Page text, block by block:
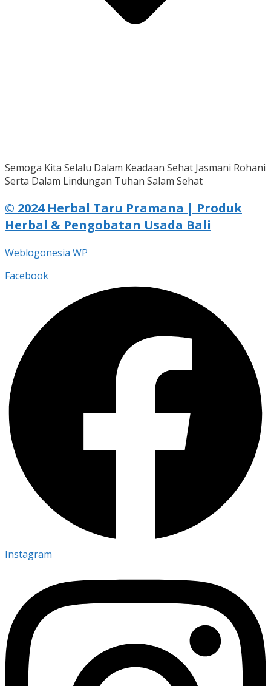
Semoga Kita Selalu Dalam Keadaan Sehat Jasmani Rohani
Serta Dalam Lindungan Tuhan Salam Sehat
© 2024 Herbal Taru Pramana | Produk
Herbal & Pengobatan Usada Bali
Weblogonesia WP
Facebook
Instagram